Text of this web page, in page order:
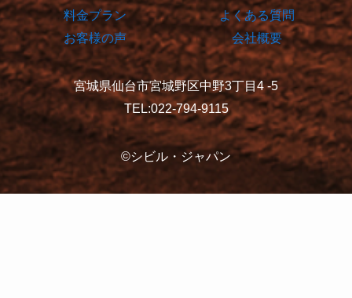
料金プラン
よくある質問
お客様の声
会社概要
宮城県仙台市宮城野区中野3丁目4 -5
TEL:022-794-9115
©シビル・ジャパン